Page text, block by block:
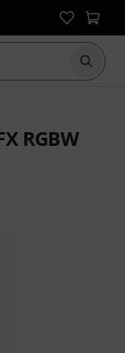
RGBW
évaluations clients